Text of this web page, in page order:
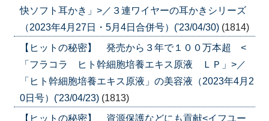
快ソフト耳かき」>／３連ワイヤーの耳かきシリーズ
（2023年4月27日・5月4日合併号）('23/04/30) (1814)
【ヒットの秘密】 発売から３年で１００万本超 <
「フラコラ ヒト幹細胞培養エキス原液 ＬＰ」>／
「ヒト幹細胞培養エキス原液」の美容液（2023年4月2
0日号）('23/04/23) (1813)
【ヒットの秘密】 資源保護などにも貢献<イフユー